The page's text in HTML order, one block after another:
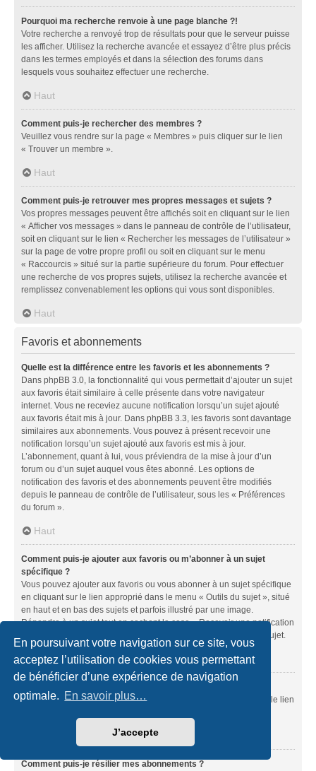
En poursuivant votre navigation sur ce site, vous
acceptez l’utilisation de cookies vous permettant
de bénéficier d’une expérience de navigation
optimale. En savoir plus…
J’accepte
Pourquoi ma recherche renvoie à une page blanche ?!
Votre recherche a renvoyé trop de résultats pour que le serveur puisse
les afficher. Utilisez la recherche avancée et essayez d’être plus précis
dans les termes employés et dans la sélection des forums dans
lesquels vous souhaitez effectuer une recherche.
Haut
Comment puis-je rechercher des membres ?
Veuillez vous rendre sur la page « Membres » puis cliquer sur le lien
« Trouver un membre ».
Haut
Comment puis-je retrouver mes propres messages et sujets ?
Vos propres messages peuvent être affichés soit en cliquant sur le lien
« Afficher vos messages » dans le panneau de contrôle de l’utilisateur,
soit en cliquant sur le lien « Rechercher les messages de l’utilisateur »
sur la page de votre propre profil ou soit en cliquant sur le menu
« Raccourcis » situé sur la partie supérieure du forum. Pour effectuer
une recherche de vos propres sujets, utilisez la recherche avancée et
remplissez convenablement les options qui vous sont disponibles.
Haut
Favoris et abonnements
Quelle est la différence entre les favoris et les abonnements ?
Dans phpBB 3.0, la fonctionnalité qui vous permettait d’ajouter un sujet
aux favoris était similaire à celle présente dans votre navigateur
internet. Vous ne receviez aucune notification lorsqu’un sujet ajouté
aux favoris était mis à jour. Dans phpBB 3.3, les favoris sont davantage
similaires aux abonnements. Vous pouvez à présent recevoir une
notification lorsqu’un sujet ajouté aux favoris est mis à jour.
L’abonnement, quant à lui, vous préviendra de la mise à jour d’un
forum ou d’un sujet auquel vous êtes abonné. Les options de
notification des favoris et des abonnements peuvent être modifiés
depuis le panneau de contrôle de l’utilisateur, sous les « Préférences
du forum ».
Haut
Comment puis-je ajouter aux favoris ou m’abonner à un sujet
spécifique ?
Vous pouvez ajouter aux favoris ou vous abonner à un sujet spécifique
en cliquant sur le lien approprié dans le menu « Outils du sujet », situé
en haut et en bas des sujets et parfois illustré par une image.
Répondre à un sujet tout en cochant la case « Recevoir une notification
lorsqu’une réponse est publiée » équivaut à vous abonner à ce sujet.
Haut
Vous pouvez vous abonner à un forum spécifique en cliquant sur le lien
Comment puis-je résilier mes abonnements ?